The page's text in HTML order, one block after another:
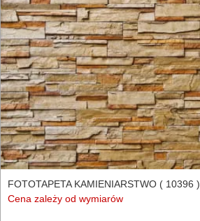
FOTOTAPETA KAMIENIARSTWO ( 10396 )
Cena zależy od wymiarów